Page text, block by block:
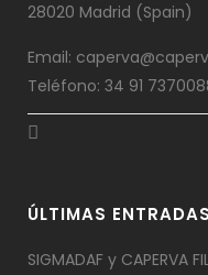
28020 Madrid (Spain)
Email:
Teléfono: 34 91
ÚLTIMAS ENTRADAS
SIGMADAF y CAPERVA